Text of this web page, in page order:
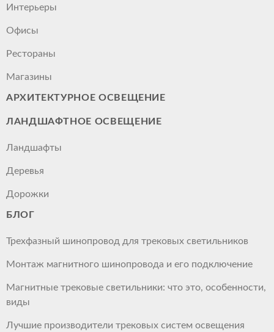
Интерьеры
Офисы
Рестораны
Магазины
АРХИТЕКТУРНОЕ ОСВЕЩЕНИЕ
ЛАНДШАФТНОЕ ОСВЕЩЕНИЕ
Ландшафты
Деревья
Дорожки
БЛОГ
Трехфазный шинопровод для трековых светильников
Монтаж магнитного шинопровода и его подключение
Магнитные трековые светильники: что это, особенности,
виды
Лучшие производители трековых систем освещения